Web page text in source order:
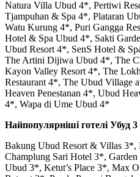
Natura Villa Ubud 4*, Pertiwi
Tjampuhan & Spa 4*, Plataran
Watu Kurung 4*, Puri Gangga
Hotel & Spa Ubud 4*, Sakti
Ubud Resort 4*, SenS Hotel &
The Artini Dijiwa Ubud 4*, The
Kayon Valley Resort 4*, The
Restaurant 4*, The Ubud Village
Heaven Penestanan 4*, Ubud
4*, Wapa di Ume Ubud 4*
Найпопулярніші готелі Убуд 3
Bakung Ubud Resort & Villas
Champlung Sari Hotel 3*,
Ubud 3*, Ketut’s Place 3*, Max